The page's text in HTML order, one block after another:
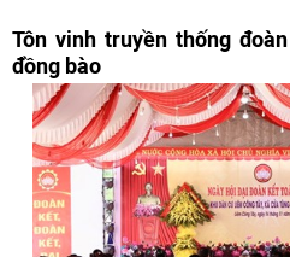
Tôn vinh truyền thống
đồng bào